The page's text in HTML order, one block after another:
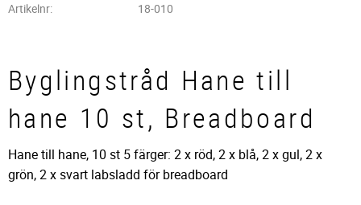
Artikelnr
18-010
Byglingstråd Hane till
hane 10 st, Breadboard
Hane till hane, 10 st 5 färger: 2 x röd, 2 x blå, 2 x gul, 2 x
grön, 2 x svart labsladd för breadboard